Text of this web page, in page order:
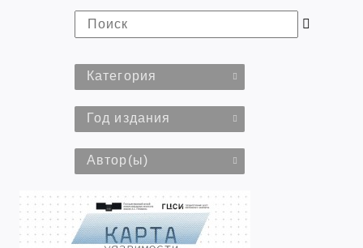
Категория
Год издания
Автор(ы)